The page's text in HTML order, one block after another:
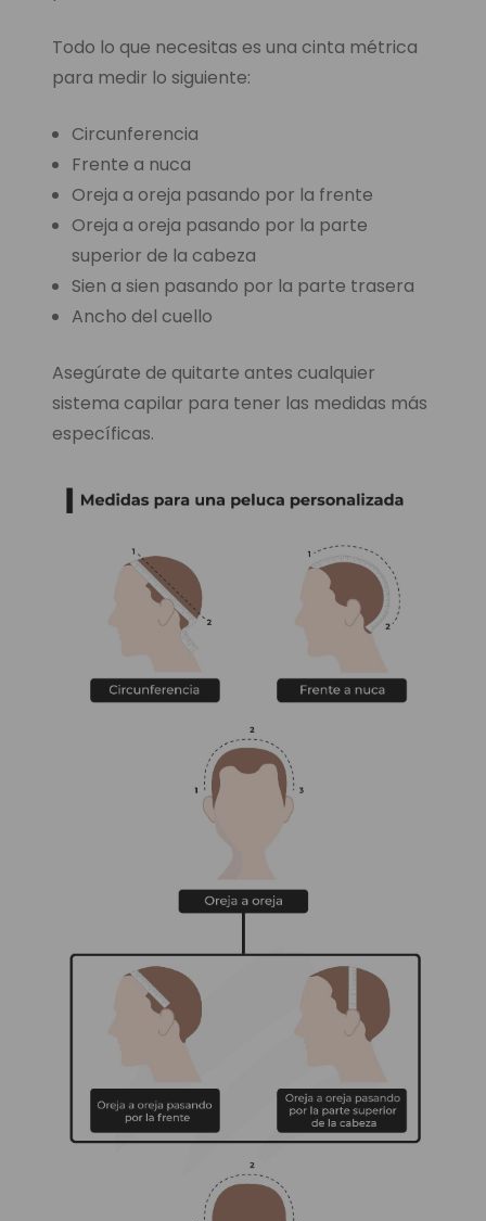
Todo lo que necesitas es una cinta métrica
para medir lo siguiente:
Circunferencia
Frente a nuca
Oreja a oreja pasando por la frente
Oreja a oreja pasando por la parte
superior de la cabeza
Sien a sien pasando por la parte trasera
Ancho del cuello
Asegúrate de quitarte antes cualquier
sistema capilar para tener las medidas más
específicas.